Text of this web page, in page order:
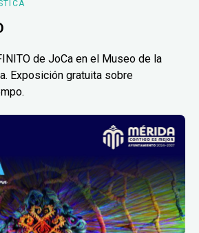
de JoCa en el Museo de la
Exposición gratuita sobre